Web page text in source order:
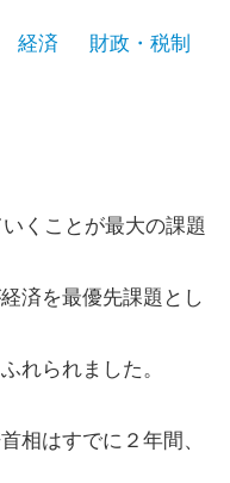
経済
財政・税制
くことが最大の課題
済を最優先課題とし
れられました。
相はすでに２年間、